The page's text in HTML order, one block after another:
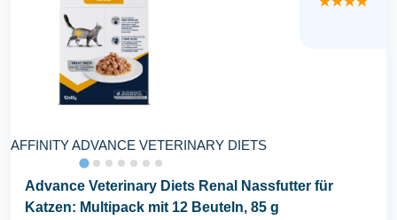
AFFINITY ADVANCE VETERINARY DIETS
Advance Veterinary Diets Renal Nassfutter für
Katzen: Multipack mit 12 Beuteln, 85 g